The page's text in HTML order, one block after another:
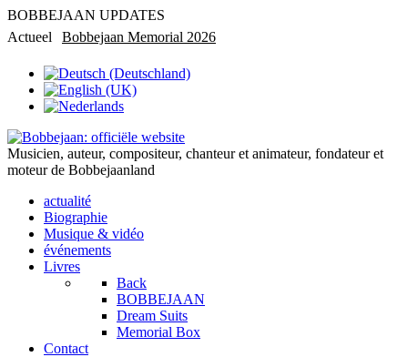
BOBBEJAAN UPDATES
Actueel
Bobbejaan Memorial 2026
Musicien, auteur, compositeur, chanteur et animateur, fondateur et
moteur de Bobbejaanland
actualité
Biographie
Musique & vidéo
événements
Livres
Back
BOBBEJAAN
Dream Suits
Memorial Box
Contact